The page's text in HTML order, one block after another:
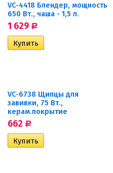
VC-4418 Блендер, мощность
650 Вт., чаша - 1,5 л.
1 629 Р
VC-6738 Щипцы для
завивки, 75 Вт.,
керам.покрытие
662 Р